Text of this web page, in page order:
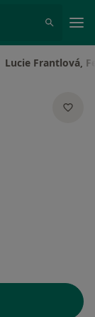
města
Lucie Frantlová,